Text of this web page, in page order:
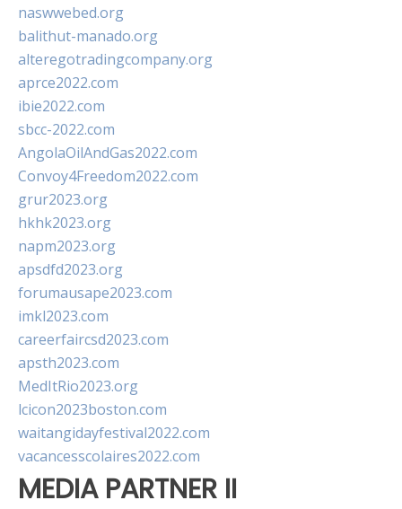
naswwebed.org
balithut-manado.org
alteregotradingcompany.org
aprce2022.com
ibie2022.com
sbcc-2022.com
AngolaOilAndGas2022.com
Convoy4Freedom2022.com
grur2023.org
hkhk2023.org
napm2023.org
apsdfd2023.org
forumausape2023.com
imkl2023.com
careerfaircsd2023.com
apsth2023.com
MedItRio2023.org
lcicon2023boston.com
waitangidayfestival2022.com
vacancesscolaires2022.com
MEDIA PARTNER II